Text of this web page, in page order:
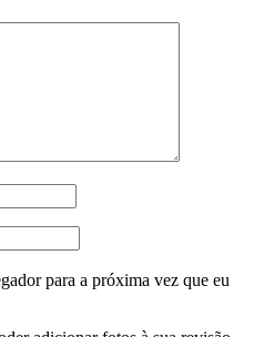
para a próxima vez que eu